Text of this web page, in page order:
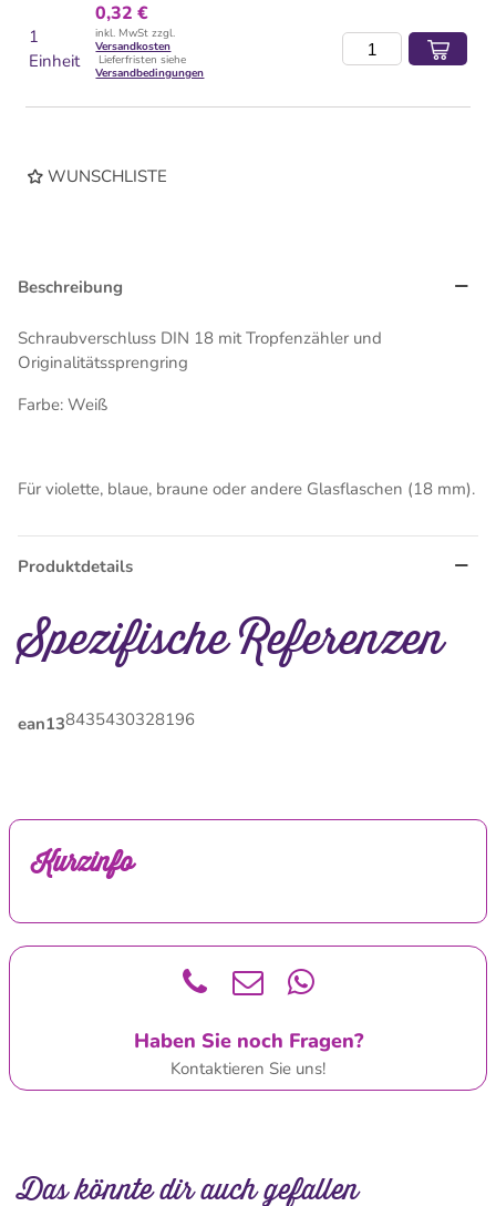
1
Einheit
0,32 €
inkl. MwSt zzgl.
Versandkosten
Lieferfristen siehe
Versandbedingungen
WUNSCHLISTE
Beschreibung
Schraubverschluss DIN 18 mit Tropfenzähler und
Originalitätssprengring
Farbe: Weiß
Für violette, blaue, braune oder andere Glasflaschen (18 mm).
Produktdetails
Spezifische Referenzen
ean138435430328196
Kurzinfo
Haben Sie noch Fragen?
Kontaktieren Sie uns!
Das könnte dir auch gefallen